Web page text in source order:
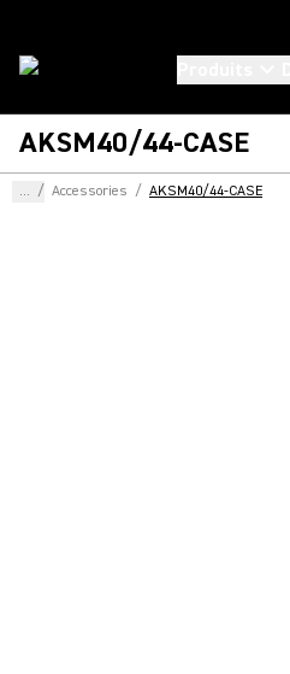
AKSM40/44-CASE
... / Accessories / AKSM40/44-CASE